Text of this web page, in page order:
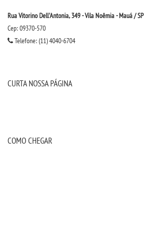
Rua Vitorino Dell'Antonia, 349 - Vila Noêmia - Mauá / SP
Cep: 09370-570
Telefone: (11) 4040-6704
CURTA NOSSA PÁGINA
COMO CHEGAR